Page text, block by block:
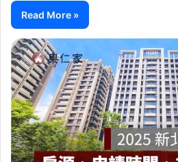
Read More »